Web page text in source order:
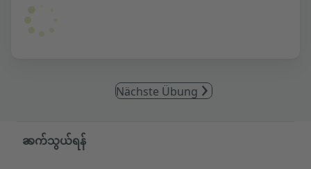
Nächste Übung
Service- und Informationsbereich
ဆက်သွယ်ရန်